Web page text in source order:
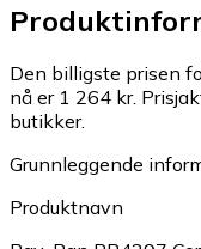
Den billigste prisen
nå er 1 264 kr.
butikker.
Grunnleggende
Produktnavn